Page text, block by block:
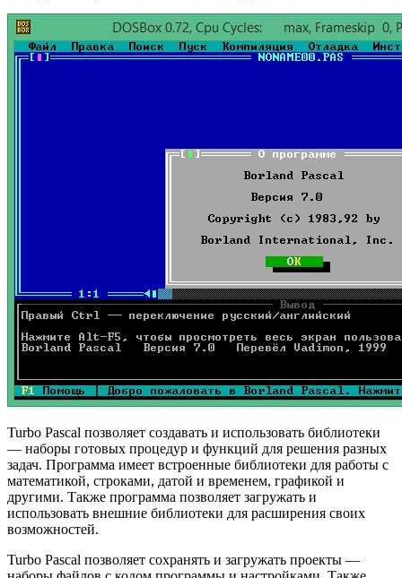
Turbo Pascal позволяет создавать и использовать библиотеки
— наборы готовых процедур и функций для решения разных
задач. Программа имеет встроенные библиотеки для работы с
математикой, строками, датой и временем, графикой и
другими. Также программа позволяет загружать и
использовать внешние библиотеки для расширения своих
возможностей.
Turbo Pascal позволяет сохранять и загружать проекты —